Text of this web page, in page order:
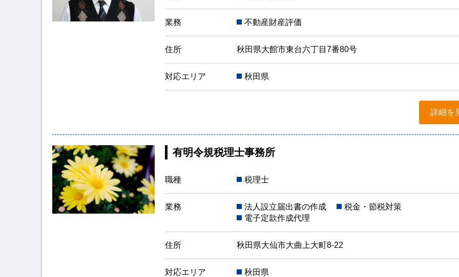
業務 不動産財産評価
住所 秋田県大館市東台六丁目7番80号
対応エリア 秋田県
詳細を
有明令規税理士事務所
職種 税理士
業務 法人設立届出書の作成
税金・節税対策
電子定款作成代理
住所 秋田県大仙市大曲上大町8-22
対応エリア 秋田県